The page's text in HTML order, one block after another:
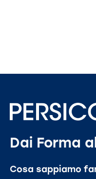
Dai Forma
Cosa sappiamo